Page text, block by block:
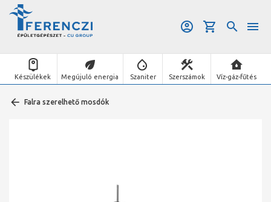
Készülékek Megújuló energia Szaniter Szerszámok Víz-gáz-fűtés
Falra szerelhető mosdók